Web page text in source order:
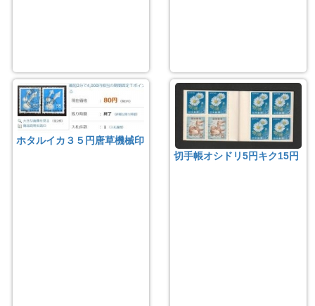
ホタルイカ３５円唐草機械印
切手帳オシドリ5円キク15円